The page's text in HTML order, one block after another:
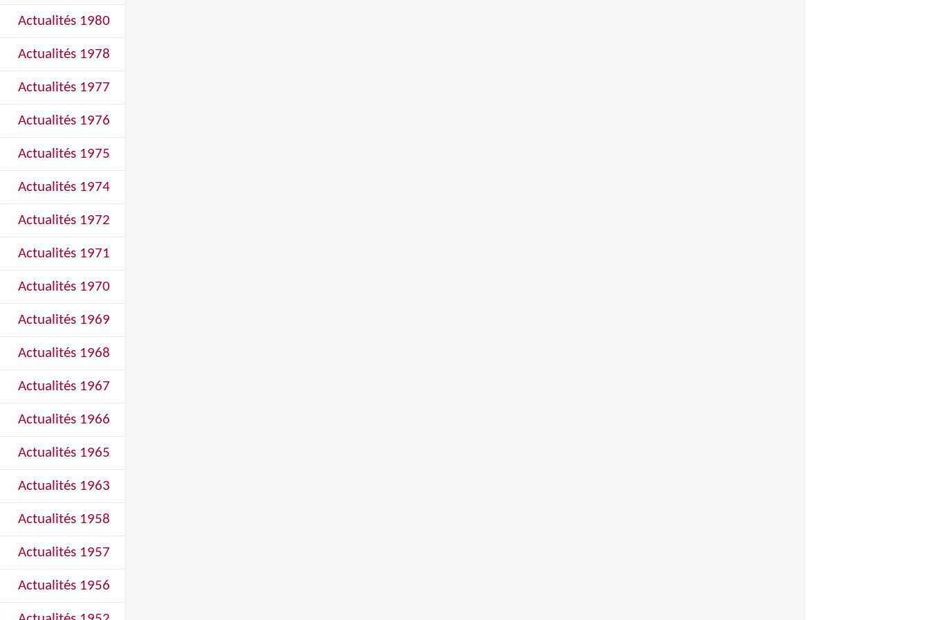
Actualités 1980
Actualités 1978
Actualités 1977
Actualités 1976
Actualités 1975
Actualités 1974
Actualités 1972
Actualités 1971
Actualités 1970
Actualités 1969
Actualités 1968
Actualités 1967
Actualités 1966
Actualités 1965
Actualités 1963
Actualités 1958
Actualités 1957
Actualités 1956